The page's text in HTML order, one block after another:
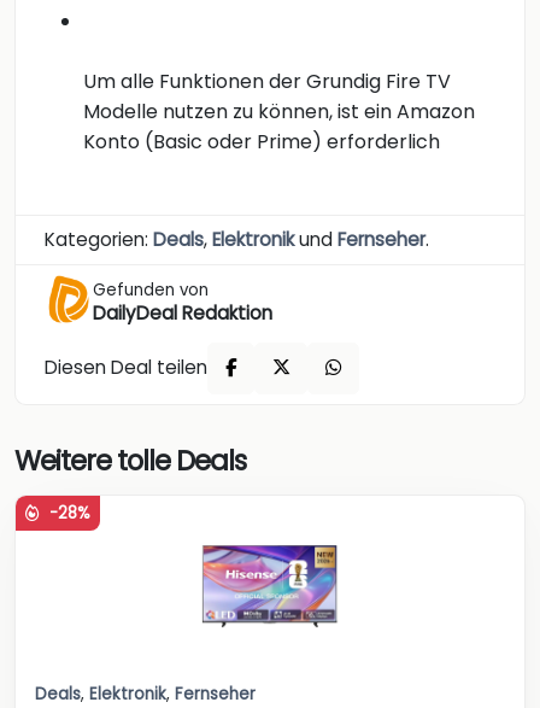
Um alle Funktionen der Grundig Fire TV
Modelle nutzen zu können, ist ein Amazon
Konto (Basic oder Prime) erforderlich
Kategorien: Deals,ElektronikundFernseher.
Gefunden von
DailyDeal Redaktion
Diesen Deal teilen
Weitere tolle Deals
-28%
Deals, Elektronik, Fernseher